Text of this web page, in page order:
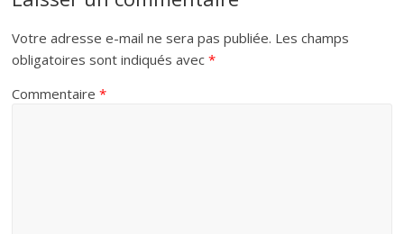
Votre adresse e-mail ne sera pas publiée. Les champs
obligatoires sont indiqués avec*
Commentaire*